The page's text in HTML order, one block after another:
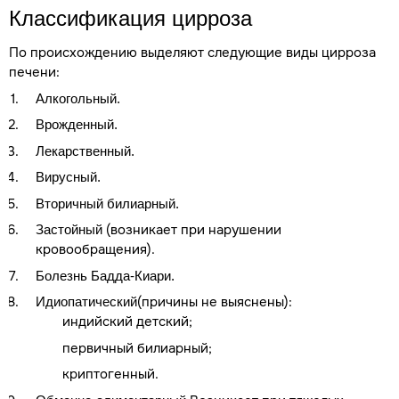
Классификация цирроза
По происхождению выделяют следующие виды цирроза
печени:
Алкогольный.
Врожденный.
Лекарственный.
Вирусный.
Вторичный билиарный.
Застойный (возникает при нарушении
кровообращения).
Болезнь Бадда-Киари.
Идиопатический(причины не выяснены):
индийский детский;
первичный билиарный;
криптогенный.